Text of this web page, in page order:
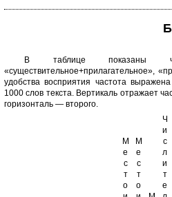
В таблице показаны
«существительное+прилагательное»,
удобства восприятия частота
1000 слов текста. Вертикаль отражает
горизонталь — второго.
М
е
с
т
о
М
е
с
т
о
Ч
и
с
л
и
т
е